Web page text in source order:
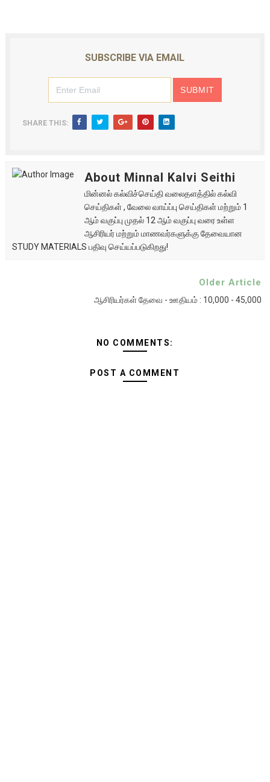
SUBSCRIBE VIA EMAIL
SHARE THIS:
About Minnal Kalvi Seithi
மின்னல் கல்விச்செய்தி வலைதளத்தில் கல்வி
செய்திகள் , வேலை வாய்ப்பு செய்திகள் மற்றும் 1
ஆம் வகுப்பு முதல் 12 ஆம் வகுப்பு வரை உள்ள
ஆசிரியர் மற்றும் மாணவர்களுக்கு தேவையான
STUDY MATERIALS பதிவு செய்யப்படுகிறது!
Older Article
ஆசிரியர்கள் தேவை - ஊதியம் : 10,000 - 45,000
NO COMMENTS:
POST A COMMENT